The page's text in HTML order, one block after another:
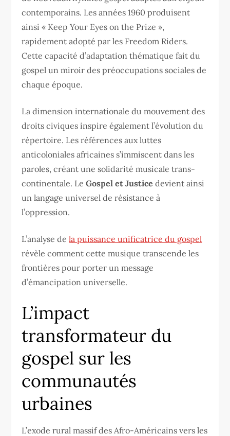
contemporains. Les années 1960 produisent
ainsi « Keep Your Eyes on the Prize »,
rapidement adopté par les Freedom Riders.
Cette capacité d’adaptation thématique fait du
gospel un miroir des préoccupations sociales de
chaque époque.
La dimension internationale du mouvement des
droits civiques inspire également l’évolution du
répertoire. Les références aux luttes
anticoloniales africaines s’immiscent dans les
paroles, créant une solidarité musicale trans-
continentale. LeGospel et Justice devient ainsi
un langage universel de résistance à
l’oppression.
L’analyse dela puissance unificatrice du gospel
révèle comment cette musique transcende les
frontières pour porter un message
d’émancipation universelle.
L’impact
transformateur du
gospel sur les
communautés
urbaines
L’exode rural massif des Afro-Américains vers les